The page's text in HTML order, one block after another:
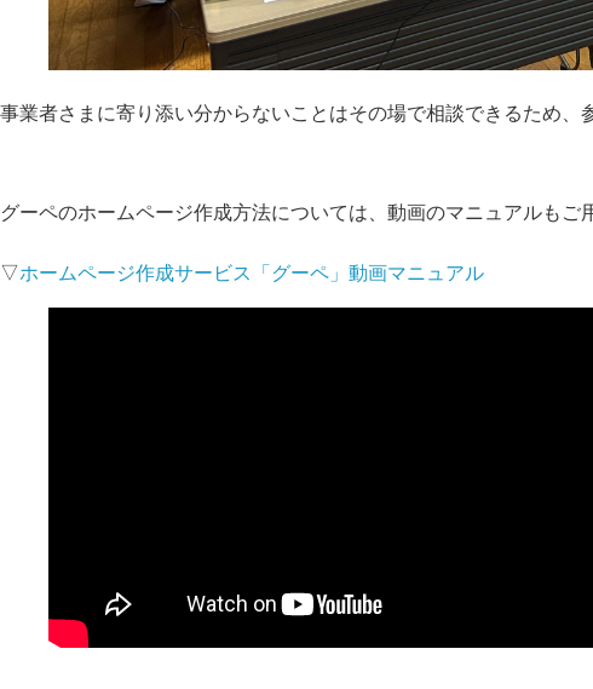
事業者さまに寄り添い分からないことはその場で相談できるため
グーペのホームページ作成方法については、動画のマニュアルも
▽ホームページ作成サービス「グーペ」動画マニュアル